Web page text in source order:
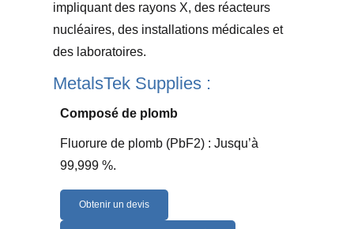
impliquant des rayons X, des réacteurs
nucléaires, des installations médicales et
des laboratoires.
MetalsTek Supplies :
Composé de plomb
Fluorure de plomb (PbF2) : Jusqu’à
99,999 %.
Obtenir un devis